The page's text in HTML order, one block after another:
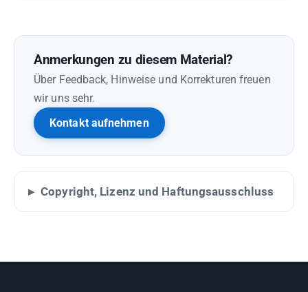
Anmerkungen zu diesem Material?
Über Feedback, Hinweise und Korrekturen freuen
wir uns sehr.
Kontakt aufnehmen
Copyright, Lizenz und Haftungsausschluss